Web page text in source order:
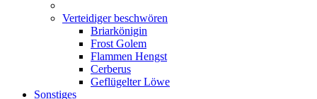
Verteidiger beschwören
Briarkönigin
Frost Golem
Flammen Hengst
Cerberus
Geflügelter Löwe
Sonstiges